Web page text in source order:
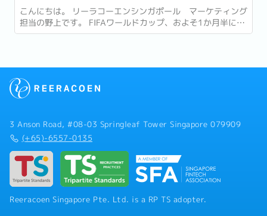
こんにちは。 リーラコーエンシンガポール マーケティング
担当の野上です。 FIFAワールドカップ、およそ1か月半にわ
たる大会がついに終幕しましたね。...
3 Anson Road, #08-03 Springleaf Tower Singapore 079909
(+65)-6557-0135
Reeracoen Singapore Pte. Ltd. is a RP TS adopter.